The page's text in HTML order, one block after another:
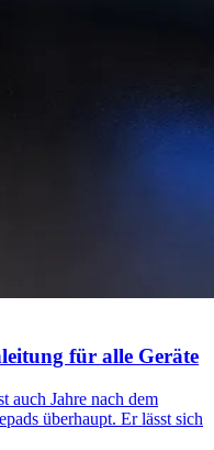
für alle Geräte
auch Jahre nach dem
überhaupt. Er lässt sich